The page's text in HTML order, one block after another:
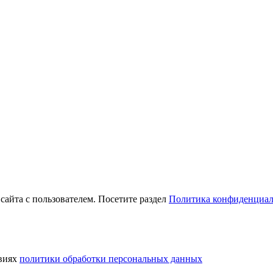
с пользователем. Посетите раздел Политика
политики обработки персональных данных